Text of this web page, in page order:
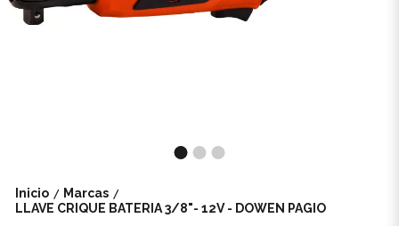
Inicio / Marcas /
LLAVE CRIQUE BATERIA 3/8"- 12V - DOWEN PAGIO